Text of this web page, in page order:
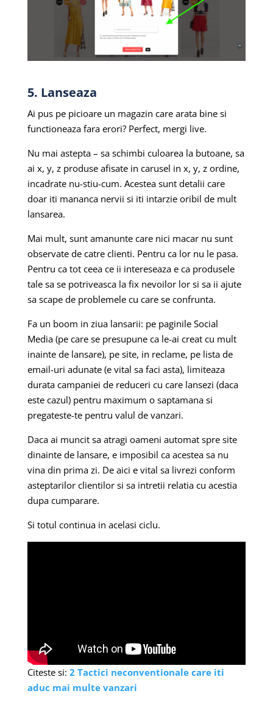
5. Lanseaza
Ai pus pe picioare un magazin care arata bine si
functioneaza fara erori? Perfect, mergi live.
Nu mai astepta – sa schimbi culoarea la butoane, sa
ai x, y, z produse afisate in carusel in x, y, z ordine,
incadrate nu-stiu-cum. Acestea sunt detalii care
doar iti mananca nervii si iti intarzie oribil de mult
lansarea.
Mai mult, sunt amanunte care nici macar nu sunt
observate de catre clienti. Pentru ca lor nu le pasa.
Pentru ca tot ceea ce ii intereseaza e ca produsele
tale sa se potriveasca la fix nevoilor lor si sa ii ajute
sa scape de problemele cu care se confrunta.
Fa un boom in ziua lansarii: pe paginile Social
Media (pe care se presupune ca le-ai creat cu mult
inainte de lansare), pe site, in reclame, pe lista de
email-uri adunate (e vital sa faci asta), limiteaza
durata campaniei de reduceri cu care lansezi (daca
este cazul) pentru maximum o saptamana si
pregateste-te pentru valul de vanzari.
Daca ai muncit sa atragi oameni automat spre site
dinainte de lansare, e imposibil ca acestea sa nu
vina din prima zi. De aici e vital sa livrezi conform
asteptarilor clientilor si sa intretii relatia cu acestia
dupa cumparare.
Si totul continua in acelasi ciclu.
Citeste si: 2 Tactici neconventionale care iti
aduc mai multe vanzari